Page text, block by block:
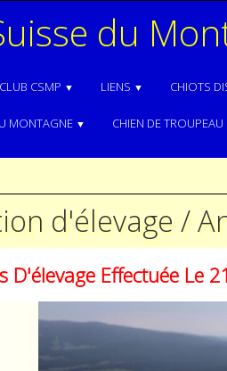
du
CLUB CSMP ▼ LIENS ▼ CHIOTS
MONTAGNE ▼ CHIEN DE TROUPEAU
d'élevage /
D'élevage Effectuée Le